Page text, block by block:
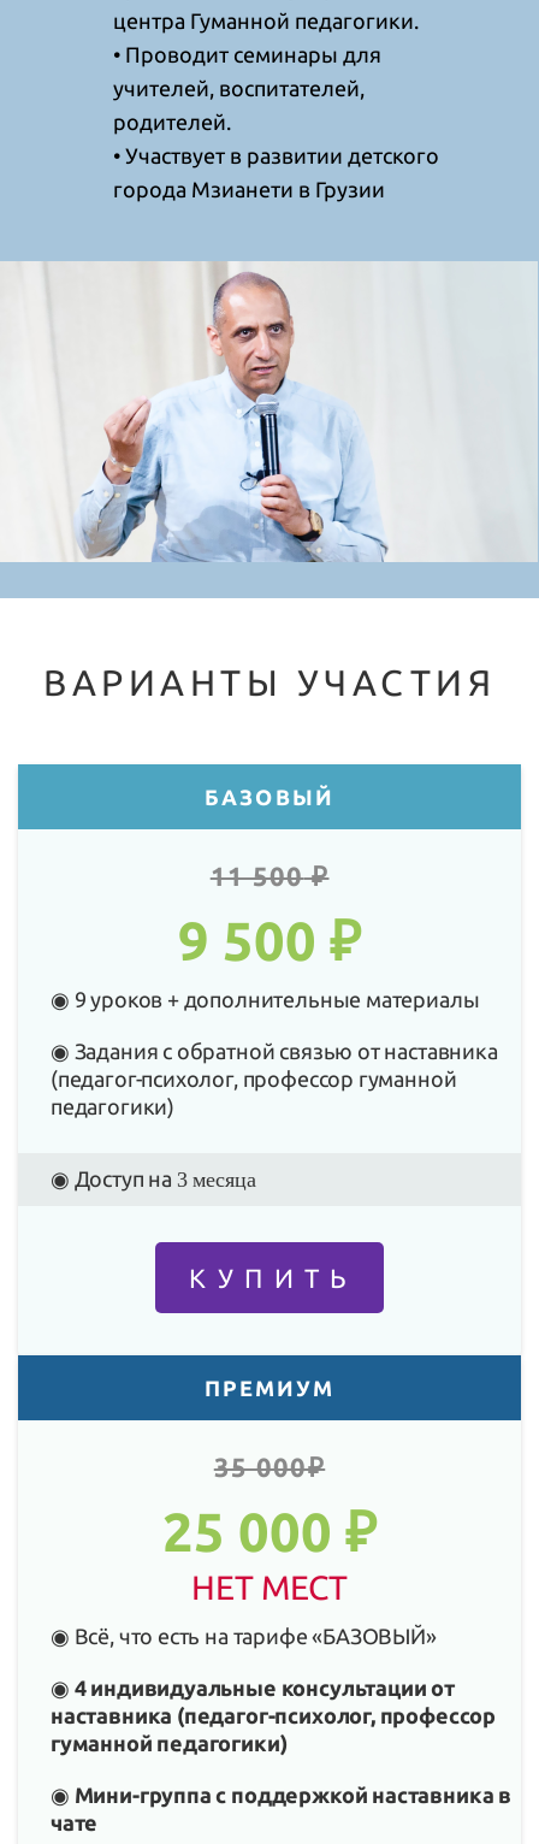
центра Гуманной педагогики.
• Проводит семинары для
учителей, воспитателей,
родителей.
• Участвует в развитии детского
города Мзианети в Грузии
ВАРИАНТЫ УЧАСТИЯ
БАЗОВЫЙ
11 500 ₽
9 500 ₽
◉ 9 уроков + дополнительные материалы
◉ Задания с обратной связью от наставника
(педагог-психолог, профессор гуманной
педагогики)
◉ Доступ на 3 месяца
К У П И Т Ь
ПРЕМИУМ
35 000₽
25 000 ₽
НЕТ МЕСТ
◉ Всё, что есть на тарифе «БАЗОВЫЙ»
◉ 4 индивидуальные консультации от
наставника (педагог-психолог, профессор
гуманной педагогики)
◉ Мини-группа с поддержкой наставника в
чате